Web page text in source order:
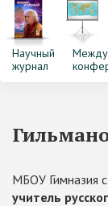
Научный
журнал
МБОУ Гимназия
учитель